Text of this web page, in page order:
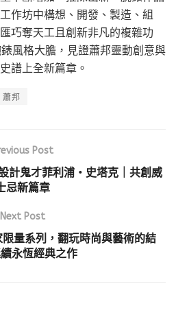
作坊中構想、開發、製造、組
巧奪天工且創新非凡的複雜功
風格大膽，見證蕭邦靈動創意與
譜上全新篇章。
蕭邦
Post
計鬼才菲利浦・史塔克｜共創威
忌新篇章
Next Post
量系列，翻玩時尚與藝術的結
永恆經典之作